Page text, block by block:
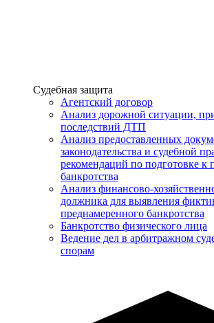
Услуги
Судебная защита
Агентский договор
Анализ дорожной ситуации,
последствий ДТП
Анализ предоставленных
законодательства и судебной
рекомендаций по подготовке к
банкротства
Анализ финансово-
должника для выявления
преднамеренного банкротства
Банкротство физического лица
Ведение дел в арбитражном
спорам